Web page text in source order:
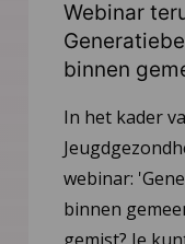
Webinar
binnen
In het kader
webinar:
binnen